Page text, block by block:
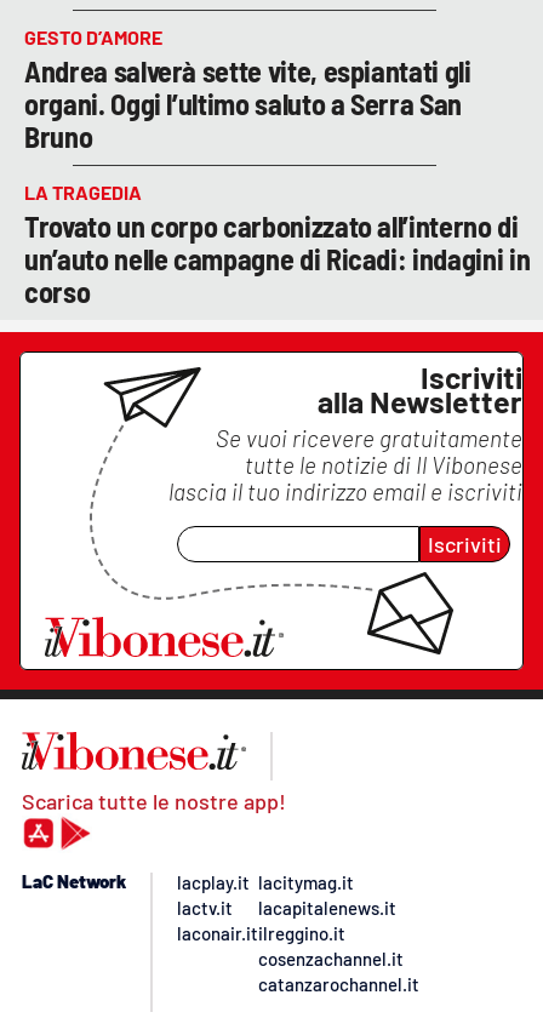
GESTO D’AMORE
Andrea salverà sette vite, espiantati gli
organi. Oggi l’ultimo saluto a Serra San
Bruno
LA TRAGEDIA
Trovato un corpo carbonizzato all’interno di
un’auto nelle campagne di Ricadi: indagini in
corso
Iscriviti
alla Newsletter
Se vuoi ricevere gratuitamente
tutte le notizie di Il Vibonese
lascia il tuo indirizzo email e iscriviti
Iscriviti
Scarica tutte le nostre app!
LaC Network
lacplay.it
lactv.it
laconair.it
lacitymag.it
lacapitalenews.it
ilreggino.it
cosenzachannel.it
catanzarochannel.it